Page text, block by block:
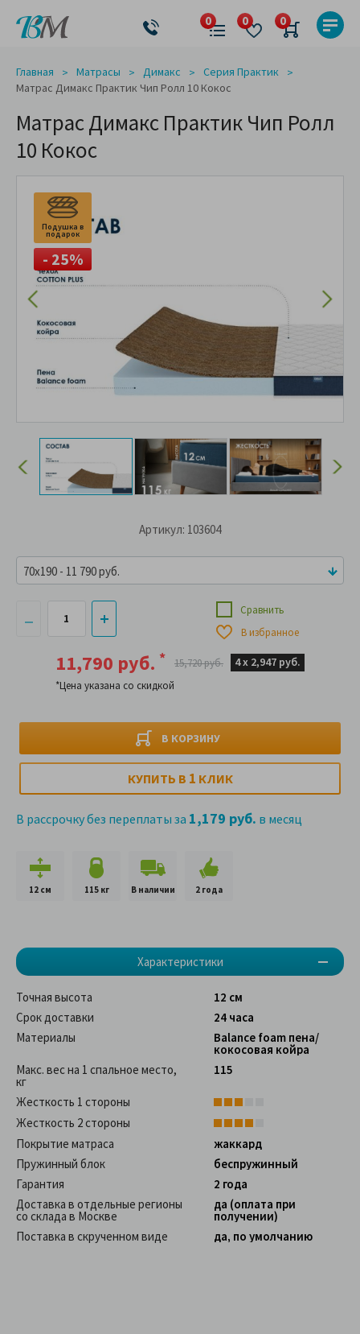
Главная Матрасы Димакс
Серия Практик
Матрас Димакс Практик Чип Ролл 10 Кокос
Матрас Димакс Практик Чип Ролл
10 Кокос
Подушка в
подарок
- 25%
Артикул: 103604
11,790 руб. *
*Цена указана со скидкой
15,720 руб. 4 х 2,947 руб.
В КОРЗИНУ
Сравнить
В избранное
КУПИТЬ В 1 КЛИК
В рассрочку без переплаты за 1,179 руб. в месяц
70x190 - 11 790 руб.
12 см 115 кг В наличии 2 года
Характеристики
Точная высота
12 см
Срок доставки
24 часа
Материалы
Balance foam пена/
кокосовая койра
Макс. вес на 1 спальное место,
кг
115
Жесткость 1 стороны
Жесткость 2 стороны
Покрытие матраса
жаккард
Пружинный блок
беспружинный
Гарантия
2 года
Доставка в отдельные регионы
со склада в Москве
да (оплата при
получении)
Поставка в скрученном виде
да, по умолчанию